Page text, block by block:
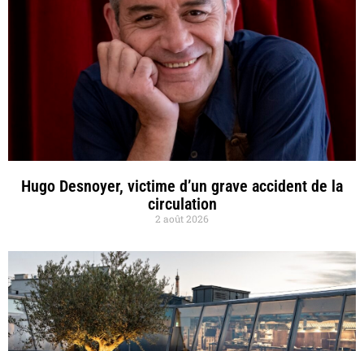
Hugo Desnoyer, victime d’un grave accident de la
circulation
2 août 2026